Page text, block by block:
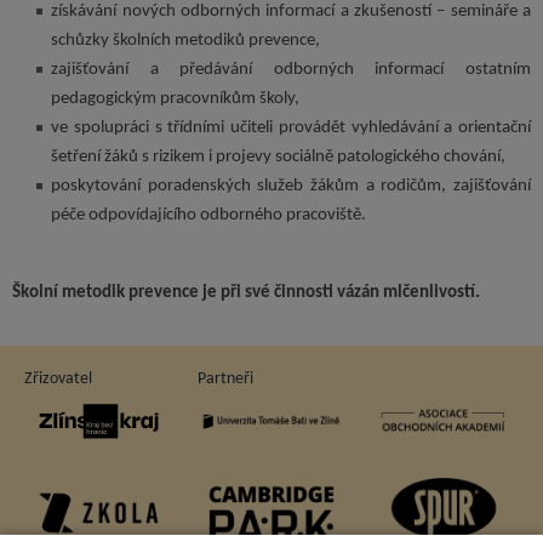
získávání nových odborných informací a zkušeností – semináře a
schůzky školních metodiků prevence,
zajišťování a předávání odborných informací ostatním
pedagogickým pracovníkům školy,
ve spolupráci s třídními učiteli provádět vyhledávání a orientační
šetření žáků s rizikem i projevy sociálně patologického chování,
poskytování poradenských služeb žákům a rodičům, zajišťování
péče odpovídajícího odborného pracoviště.
Školní metodik prevence je při své činnosti vázán mlčenlivostí.
Zřizovatel Partneři